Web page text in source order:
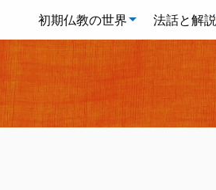
初期仏教の世界 法話と解説